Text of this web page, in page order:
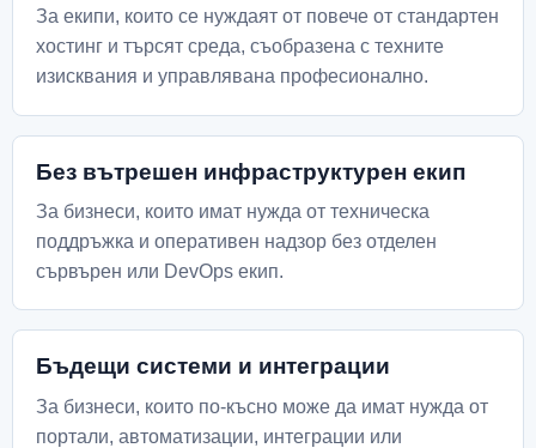
За екипи, които се нуждаят от повече от стандартен
хостинг и търсят среда, съобразена с техните
изисквания и управлявана професионално.
Без вътрешен инфраструктурен екип
За бизнеси, които имат нужда от техническа
поддръжка и оперативен надзор без отделен
сървърен или DevOps екип.
Бъдещи системи и интеграции
За бизнеси, които по-късно може да имат нужда от
портали, автоматизации, интеграции или